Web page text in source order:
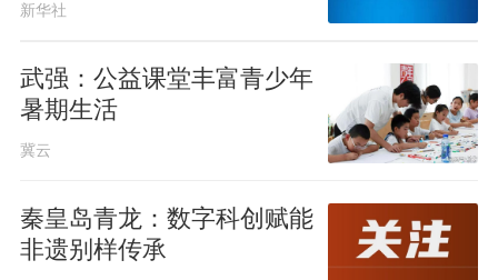
新华社
武强：公益课堂丰富青少年
暑期生活
冀云
​秦皇岛青龙：数字科创赋能
非遗别样传承